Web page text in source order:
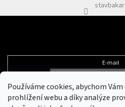
Používáme cookies, abychom
prohlížení webu a díky analýze
E-mail
Vložením e-mailu souhlasíte s